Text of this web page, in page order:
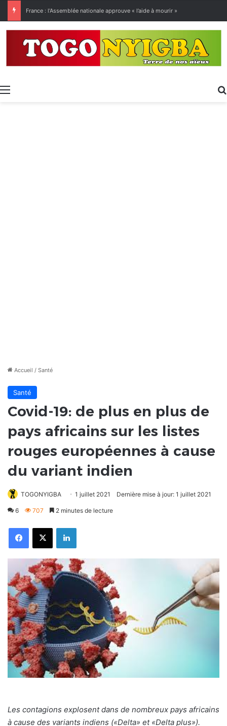
Menu
Accueil / Santé
Santé
Covid-19: de plus en plus de
pays africains sur les listes
rouges européennes à cause
du variant indien
TOGONYIGBA 1 juillet 2021 Dernière mise à jour: 1 juillet 2021
6 707 2 minutes de lecture
FacebookX Linkedin
Les contagions explosent dans de nombreux pays africains
à cause des variants indiens («Delta» et «Delta plus»).